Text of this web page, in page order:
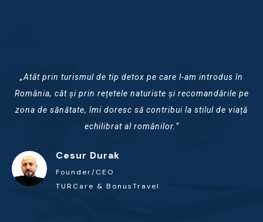
„Atât prin turismul de tip detox pe care l-am introdus în
România, cât și prin rețetele naturiste și recomandările pe
zona de sănătate, îmi doresc să contribui la stilul de viață
echilibrat al românilor.”
Cesur Durak
Founder/CEO
TURCare & BonusTravel